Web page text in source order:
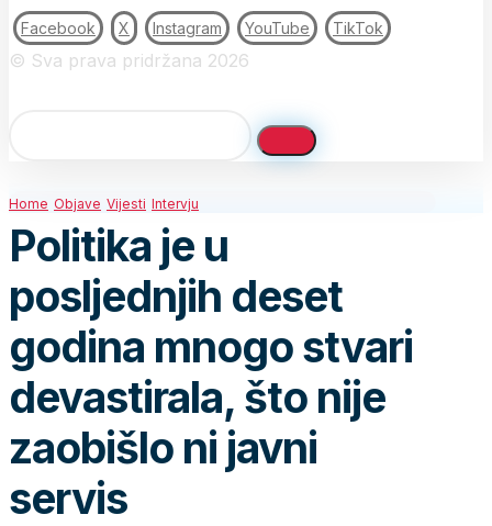
Facebook X Instagram YouTube TikTok
© Sva prava pridržana 2026
Home Objave Vijesti Intervju
Politika je u
posljednjih deset
godina mnogo stvari
devastirala, što nije
zaobišlo ni javni
servis